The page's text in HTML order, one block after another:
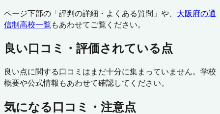
ページ下部の「評判の詳細・よくある質問」や、 大阪府の通
信制高校一覧もあわせてご覧ください。
良い口コミ・評価されている点
良い点に関する口コミはまだ十分に集まっていません。学校
概要や公式情報もあわせて確認してください。
気になる口コミ・注意点